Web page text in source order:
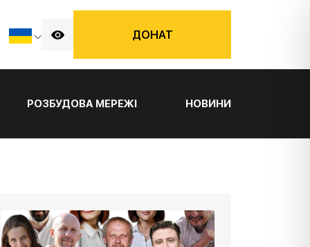
ДОНАТ
РОЗБУДОВА МЕРЕЖІ НОВИНИ